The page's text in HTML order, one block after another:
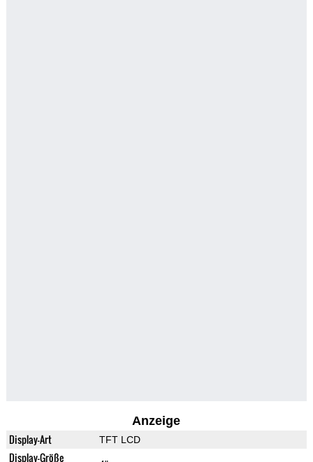
Anzeige
Display-Art TFT LCD
Display-Größe